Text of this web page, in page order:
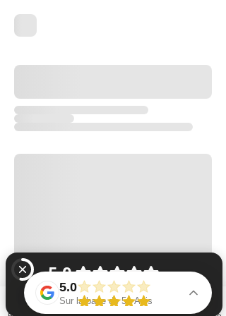
5.0
Sur la base de 51 Avis